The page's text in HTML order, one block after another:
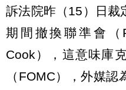
訴法院昨（15）日裁
期間撤換聯準會（
Cook），這意味庫
（FOMC），外媒